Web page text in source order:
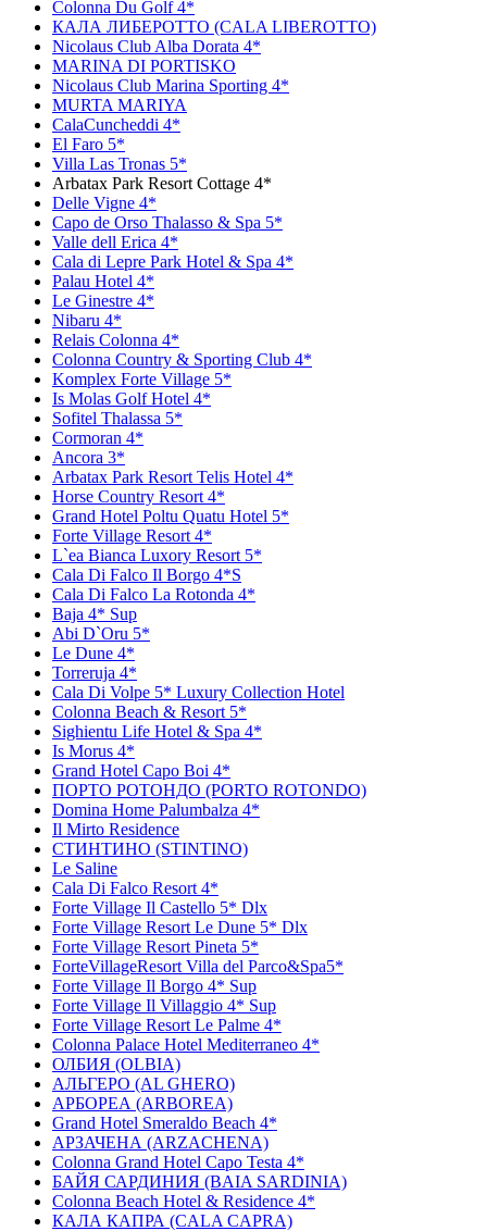
Colonna Du Golf 4*
КАЛА ЛИБЕРОТТО (CALA LIBEROTTO)
Nicolaus Club Alba Dorata 4*
MARINA DI PORTISKO
Nicolaus Club Marina Sporting 4*
MURTA MARIYA
CalaCuncheddi 4*
El Faro 5*
Villa Las Tronas 5*
Arbatax Park Resort Cottage 4*
Delle Vigne 4*
Capo de Orso Thalasso & Spa 5*
Valle dell Erica 4*
Cala di Lepre Park Hotel & Spa 4*
Palau Hotel 4*
Le Ginestre 4*
Nibaru 4*
Relais Colonna 4*
Colonna Country & Sporting Club 4*
Komplex Forte Village 5*
Is Molas Golf Hotel 4*
Sofitel Thalassa 5*
Cormoran 4*
Ancora 3*
Arbatax Park Resort Telis Hotel 4*
Horse Country Resort 4*
Grand Hotel Poltu Quatu Hotel 5*
Forte Village Resort 4*
L`ea Bianca Luxory Resort 5*
Cala Di Falco Il Borgo 4*S
Cala Di Falco La Rotonda 4*
Baja 4* Sup
Abi D`Оru 5*
Le Dune 4*
Torreruja 4*
Cala Di Volpe 5* Luxury Collection Hotel
Colonna Beach & Resort 5*
Sighientu Life Hotel & Spa 4*
Is Morus 4*
Grand Hotel Capo Boi 4*
ПОРТО РОТОНДО (PORTO ROTONDO)
Domina Home Palumbalza 4*
Il Mirto Residence
СТИНТИНО (STINTINO)
Le Saline
Cala Di Falco Resort 4*
Forte Village Il Castello 5* Dlx
Forte Village Resort Le Dune 5* Dlx
Forte Village Resort Pineta 5*
ForteVillageResort Villa del Parco&Spа5*
Forte Village Il Borgo 4* Sup
Forte Village Il Villaggio 4* Sup
Forte Village Resort Le Palme 4*
Colonna Palace Hotel Mediterraneo 4*
ОЛБИЯ (OLBIA)
АЛЬГЕРО (AL GHERO)
АРБОРЕА (ARBOREA)
Grand Hotel Smeraldo Beach 4*
АРЗАЧЕНА (ARZACHENA)
Colonna Grand Hotel Capo Testa 4*
БАЙЯ САРДИНИЯ (BAIA SARDINIA)
Colonna Beach Hotel & Residence 4*
КАЛА КАПРА (CALA CAPRA)